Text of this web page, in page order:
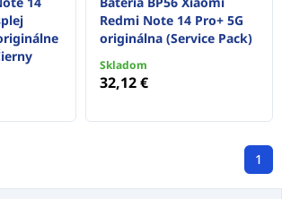
Redmi Note 14 Pro+ 5G
originálna (Service Pack)
Skladom
32,12 €
1